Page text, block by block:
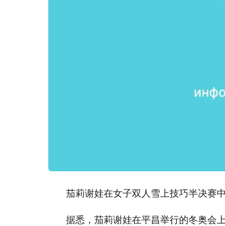
茄莉谢娃在女子双人雪上技巧半决赛
据悉，茄莉谢娃在平昌举行的冬奥会